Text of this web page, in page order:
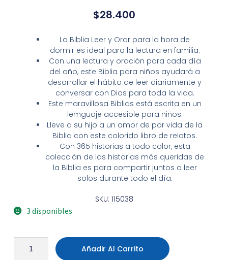
$28.400
La Biblia Leer y Orar para la hora de
dormires ideal para la lectura en familia.
Con una lectura y oración para cada día
del año, este Biblia para niños ayudará a
desarrollar el hábito de leer diariamente y
conversar con Dios para toda la vida.
Este maravillosa Biblias está escrita en un
lemguaje accesible para niños.
Lleve a su hijo a un amor de por vida de la
Biblia con este colorido libro de relatos.
Con 365 historias a todo color, esta
coleccián de las historias más queridas de
la Biblia es para compartir juntos o leer
solos durante todo el día.
SKU: 115038
3 disponibles
Añadir Al Carrito